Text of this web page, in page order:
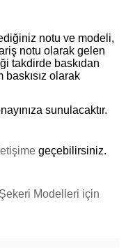
notu ve modeli,
notu olarak gelen
takdirde baskıdan
olarak
sunulacaktır.
geçebilirsiniz.
Modelleri için